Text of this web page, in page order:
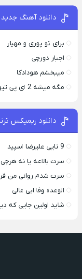
دانلود آهنگ جدید
برای تو پوری و مهیار
اجبار دورچی
میبخشم هودادکا
مگه میشه 2 ای پی تیون
دانلود ریمیکس
9 تایی علیرضا اسپید
سرت بالاعه یا نه
سرت شدم روانی من
الوعده وفا ابی عالی
شاید اولین جایی که